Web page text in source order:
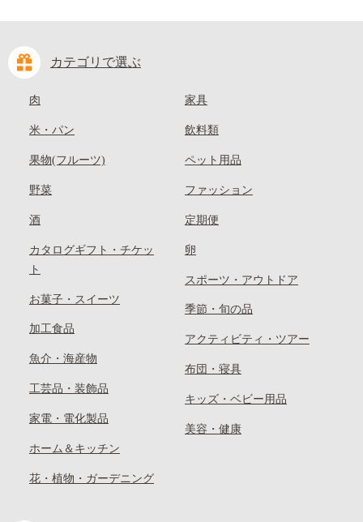
カテゴリで選ぶ
肉
米・パン
果物(フルーツ)
野菜
酒
カタログギフト・チケッ
ト
お菓子・スイーツ
加工食品
魚介・海産物
工芸品・装飾品
家電・電化製品
ホーム＆キッチン
花・植物・ガーデニング
家具
飲料類
ペット用品
ファッション
定期便
卵
スポーツ・アウトドア
季節・旬の品
アクティビティ・ツアー
布団・寝具
キッズ・ベビー用品
美容・健康